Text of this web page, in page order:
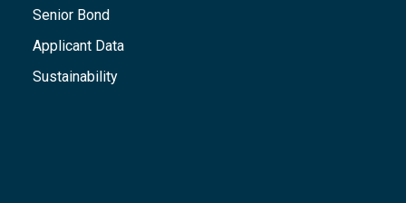
Senior Bond
Applicant Data
Sustainability